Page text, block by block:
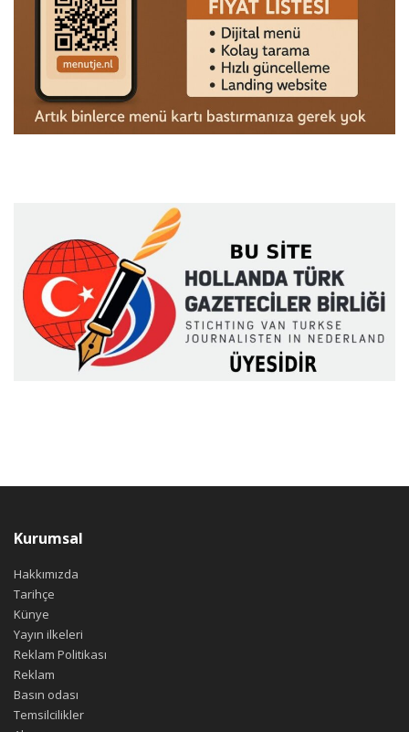
Kurumsal
Hakkımızda
Tarihçe
Künye
Yayın ilkeleri
Reklam Politikası
Reklam
Basın odası
Temsilcilikler